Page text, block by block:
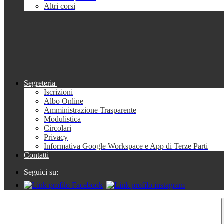
Altri corsi
Segreteria
Iscrizioni
Albo Online
Amministrazione Trasparente
Modulistica
Circolari
Privacy
Informativa Google Workspace e App di Terze Parti
Contatti
Seguici su: